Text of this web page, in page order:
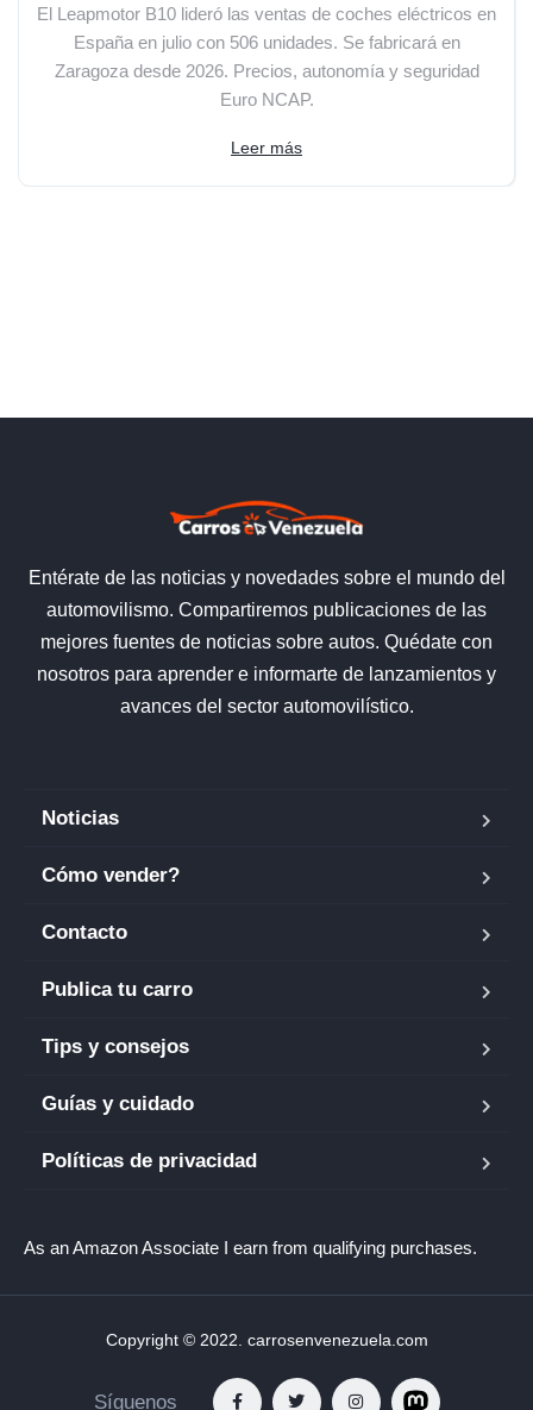
El Leapmotor B10 lideró las ventas de coches eléctricos en
España en julio con 506 unidades. Se fabricará en
Zaragoza desde 2026. Precios, autonomía y seguridad
Euro NCAP.
Leer más
Entérate de las noticias y novedades sobre el mundo del
automovilismo. Compartiremos publicaciones de las
mejores fuentes de noticias sobre autos. Quédate con
nosotros para aprender e informarte de lanzamientos y
avances del sector automovilístico.
Noticias
Cómo vender?
Contacto
Publica tu carro
Tips y consejos
Guías y cuidado
Políticas de privacidad
As an Amazon Associate I earn from qualifying purchases.
Copyright © 2022. carrosenvenezuela.com
Síguenos